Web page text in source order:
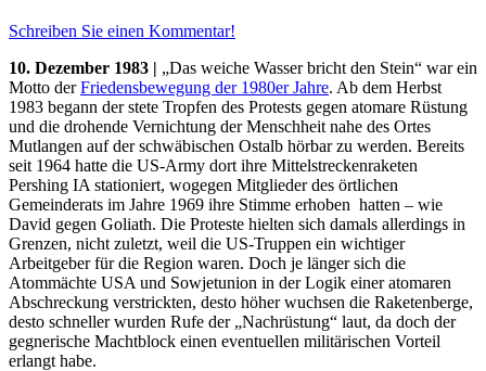
Schreiben Sie einen Kommentar!
10. Dezember 1983 | „Das weiche Wasser bricht den Stein“ war ein
Motto derFriedensbewegung der 1980er Jahre. Ab dem Herbst
1983 begann der stete Tropfen des Protests gegen atomare Rüstung
und die drohende Vernichtung der Menschheit nahe des Ortes
Mutlangen auf der schwäbischen Ostalb hörbar zu werden. Bereits
seit 1964 hatte die US-Army dort ihre Mittelstreckenraketen
Pershing IA stationiert, wogegen Mitglieder des örtlichen
Gemeinderats im Jahre 1969 ihre Stimme erhoben hatten – wie
David gegen Goliath. Die Proteste hielten sich damals allerdings in
Grenzen, nicht zuletzt, weil die US-Truppen ein wichtiger
Arbeitgeber für die Region waren. Doch je länger sich die
Atommächte USA und Sowjetunion in der Logik einer atomaren
Abschreckung verstrickten, desto höher wuchsen die Raketenberge,
desto schneller wurden Rufe der „Nachrüstung“ laut, da doch der
gegnerische Machtblock einen eventuellen militärischen Vorteil
erlangt habe.